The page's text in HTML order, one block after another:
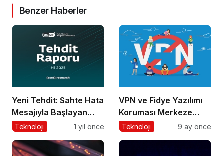
Benzer Haberler
Yeni Tehdit: Sahte Hata
Mesajıyla Başlayan
Siber Saldırılar
Teknoloji 1 yıl önce
VPN ve Fidye Yazılımı
Koruması Merkeze
Alındı
Teknoloji 9 ay önce